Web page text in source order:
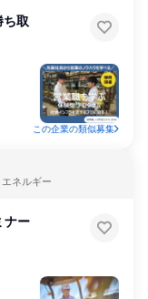
ち取
この企業の類似募集
ネルギー
ナー